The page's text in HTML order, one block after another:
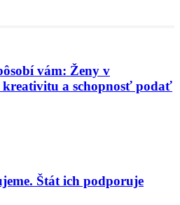
vám: Ženy v
a schopnosť podať
Štát ich podporuje